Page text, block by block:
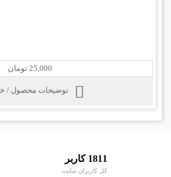
25,000 تومان
توضیحات محصول /
1811 کاربر
کل کاربران سایت